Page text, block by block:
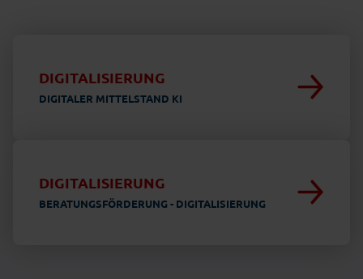
DIGITALISIERUNG
DIGITALER MITTELSTAND KI
DIGITALISIERUNG
BERATUNGSFÖRDERUNG - DIGITALISIERUNG